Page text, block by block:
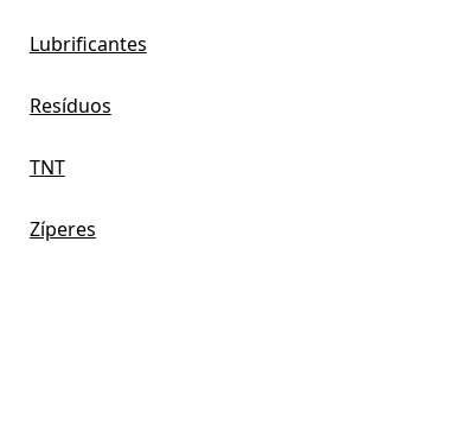
Lubrificantes
Resíduos
TNT
Zíperes